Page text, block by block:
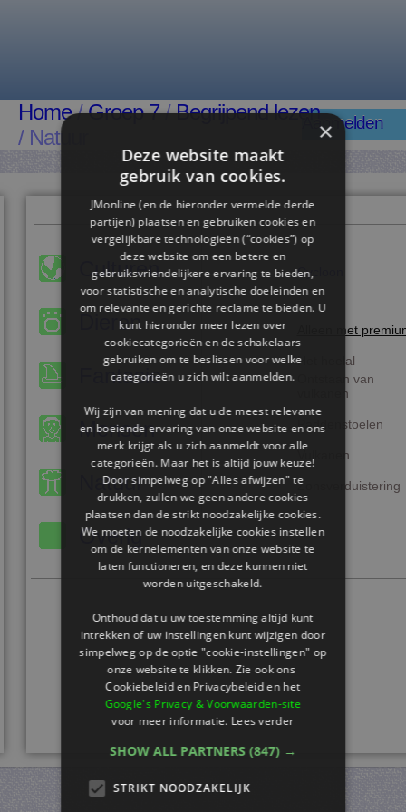
Home/Groep 7/Begrijpend lezen
/ Natuur
Aanmelden
Culturen
Dieren
Fantasie
Mensen
Natuur
Overig
Cycloon
Alleen met
Het heelal
Ontstaan van
vulkanen
Paddenstoelen
Vulkanen
Zonsverduistering
×
Deze website maakt
gebruik van cookies.
JMonline (en de hieronder vermelde derde
partijen) plaatsen en gebruiken cookies en
vergelijkbare technologieën (“cookies”) op
deze website om een ​​betere en
gebruiksvriendelijkere ervaring te bieden,
voor statistische en analytische doeleinden en
om relevante en gerichte reclame te bieden. U
kunt hieronder meer lezen over
cookiecategorieën en de schakelaars
gebruiken om te beslissen voor welke
categorieën u zich wilt aanmelden.
Wij zijn van mening dat u de meest relevante
en boeiende ervaring van onze website en ons
merk krijgt als u zich aanmeldt voor alle
categorieën. Maar het is altijd jouw keuze!
Door simpelweg op "Alles afwijzen" te
drukken, zullen we geen andere cookies
plaatsen dan de strikt noodzakelijke cookies.
We moeten de noodzakelijke cookies instellen
om de kernelementen van onze website te
laten functioneren, en deze kunnen niet
worden uitgeschakeld.
Onthoud dat u uw toestemming altijd kunt
intrekken of uw instellingen kunt wijzigen door
simpelweg op de optie "cookie-instellingen" op
onze website te klikken. Zie ook ons ​​
Cookiebeleid en Privacybeleid en het
Google's Privacy & Voorwaarden-site
voor meer informatie.Lees verder
SHOW ALL PARTNERS (847) →
STRIKT NOODZAKELIJK